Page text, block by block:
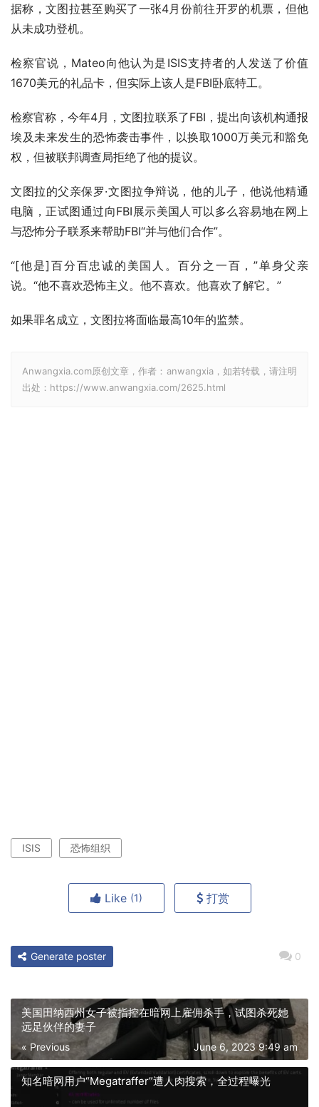
据称，文图拉甚至购买了一张4月份前往开罗的机票，但他
从未成功登机。
检察官说，Mateo向他认为是ISIS支持者的人发送了价值
1670美元的礼品卡，但实际上该人是FBI卧底特工。
检察官称，今年4月，文图拉联系了FBI，提出向该机构通报
埃及未来发生的恐怖袭击事件，以换取1000万美元和豁免
权，但被联邦调查局拒绝了他的提议。
文图拉的父亲保罗·文图拉争辩说，他的儿子，他说他精通
电脑，正试图通过向FBI展示美国人可以多么容易地在网上
与恐怖分子联系来帮助FBI“并与他们合作”。
“[他是]百分百忠诚的美国人。百分之一百，”单身父亲
说。“他不喜欢恐怖主义。他不喜欢。他喜欢了解它。”
如果罪名成立，文图拉将面临最高10年的监禁。
Anwangxia.com原创文章，作者：anwangxia，如若转载，请注明
出处：https://www.anwangxia.com/2625.html
ISIS 恐怖组织
Like (1) 打赏
0
Generate poster
美国田纳西州女子被指控在暗网上雇佣杀手，试图杀死她
远足伙伴的妻子
« Previous June 6, 2023 9:49 am
知名暗网用户“Megatraffer”遭人肉搜索，全过程曝光